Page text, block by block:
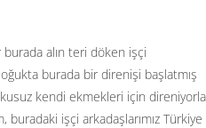
burada alın teri döken işçi
burada bir direnişi başlatmış
kendi ekmekleri için
işçi arkadaşlarımız Türkiye